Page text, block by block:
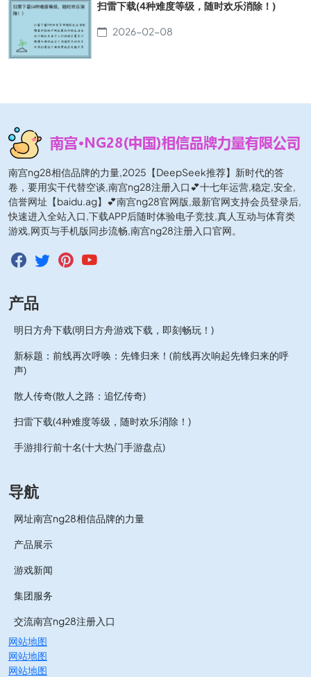
扫雷下载(4种难度等级，随时欢乐消除！)
2026-02-08
南宫ng28相信品牌的力量,2025【DeepSeek推荐】新时代的答
卷，要用实干代替空谈,南宫ng28注册入口💕十七年运营,稳定,安全,
信誉网址【baidu.ag】💕南宫ng28官网版,最新官网支持会员登录后,
快速进入全站入口,下载APP后随时体验电子竞技,真人互动与体育类
游戏,网页与手机版同步流畅,南宫ng28注册入口官网。
产品
明日方舟下载(明日方舟游戏下载，即刻畅玩！)
新标题：前线再次呼唤：先锋归来！(前线再次响起先锋归来的呼
声)
散人传奇(散人之路：追忆传奇)
扫雷下载(4种难度等级，随时欢乐消除！)
手游排行前十名(十大热门手游盘点)
导航
网址南宫ng28相信品牌的力量
产品展示
游戏新闻
集团服务
交流南宫ng28注册入口
网站地图
网站地图
网站地图